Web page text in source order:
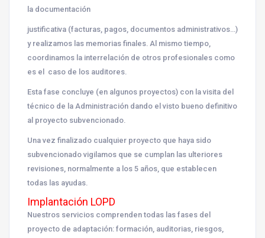
la documentación
justificativa (facturas, pagos, documentos administrativos…)
y realizamos las memorias finales. Al mismo tiempo,
coordinamos la interrelación de otros profesionales como
es el caso de los auditores.
Esta fase concluye (en algunos proyectos) con la visita del
técnico de la Administración dando el visto bueno definitivo
al proyecto subvencionado.
Una vez finalizado cualquier proyecto que haya sido
subvencionado vigilamos que se cumplan las ulteriores
revisiones, normalmente a los 5 años, que establecen
todas las ayudas.
Implantación LOPD
Nuestros servicios comprenden todas las fases del
proyecto de adaptación: formación, auditorias, riesgos,